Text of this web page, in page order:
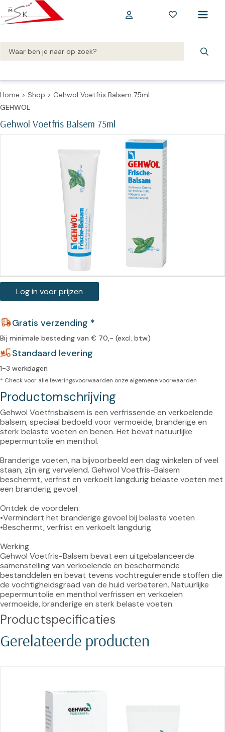
Home > Shop > Gehwol Voetfris Balsem 75ml
Gehwol Voetfris Balsem 75ml
GEHWOL
Log in voor prijzen
Gratis verzending *
Bij minimale besteding van € 70,- (excl. btw)
Standaard levering
1-3 werkdagen
* Check voor alle leveringsvoorwaarden onze algemene voorwaarden
Productomschrijving
Gehwol Voetfrisbalsem is een verfrissende en verkoelende
balsem, speciaal bedoeld voor vermoeide, branderige en
sterk belaste voeten en benen. Het bevat natuurlijke
pepermuntolie en menthol.
Branderige voeten, na bijvoorbeeld een dag winkelen of veel
staan, zijn erg vervelend. Gehwol Voetfris-Balsem
beschermt, verfrist en verkoelt langdurig belaste voeten met
een branderig gevoel
Ontdek de voordelen:
•Vermindert het branderige gevoel bij belaste voeten
•Beschermt, verfrist en verkoelt langdurig
Werking
Gehwol Voetfris-Balsem bevat een uitgebalanceerde
samenstelling van verkoelende en beschermende
bestanddelen en bevat tevens vochtregulerende stoffen die
de vochtigheidsgraad van de huid verbeteren. Natuurlijke
pepermuntolie en menthol verfrissen en verkoelen
vermoeide, branderige en sterk belaste voeten.
Productspecificaties
Gerelateerde producten